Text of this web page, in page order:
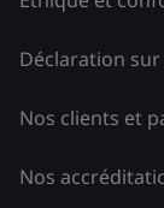
Déclaration
Nos clients et
Nos